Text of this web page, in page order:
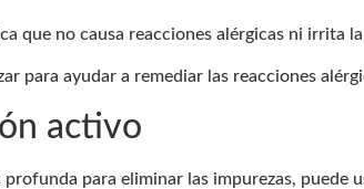
que no causa reacciones alérgicas ni irrita
para ayudar a remediar las reacciones
activo
profunda para eliminar las impurezas,